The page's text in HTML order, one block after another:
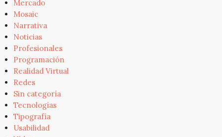
Mercado
Mosaic
Narrativa
Noticias
Profesionales
Programación
Realidad Virtual
Redes
Sin categoría
Tecnologías
Tipografía
Usabilidad